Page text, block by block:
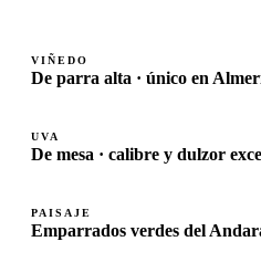
VIÑEDO
De parra alta · único en
UVA
De mesa · calibre y dulzor
PAISAJE
Emparrados verdes del